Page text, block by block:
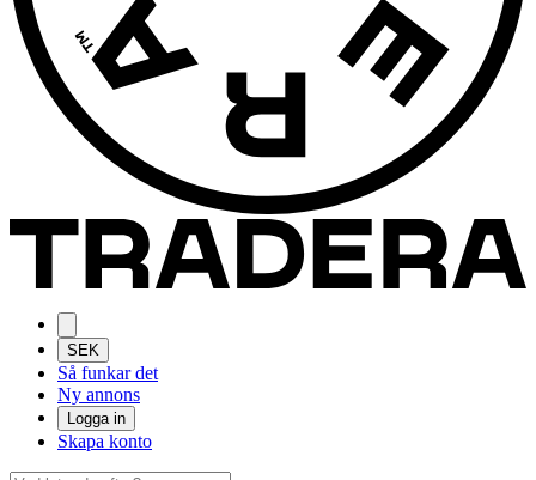
SEK
Så funkar det
Ny annons
Logga in
Skapa konto